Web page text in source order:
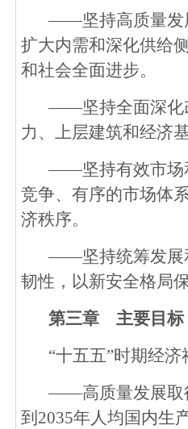
——坚持高质量发
扩大内需和深化供给
和社会全面进步。
——坚持全面深化
力、上层建筑和经济
——坚持有效市场
竞争、有序的市场体
济秩序。
——坚持统筹发展
韧性，以新安全格局
第三章 主要目标
“十五五”时期经
——高质量发展取
到2035年人均国内生